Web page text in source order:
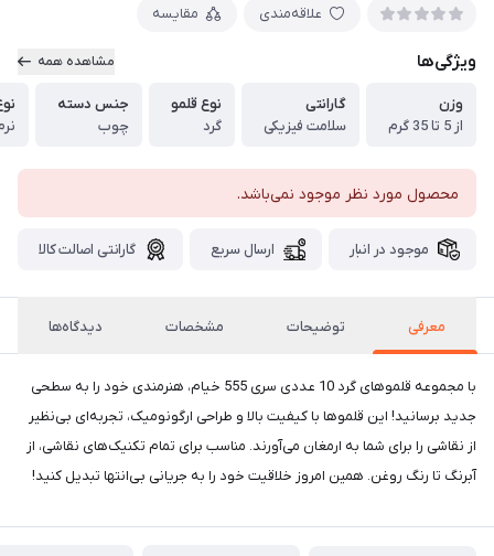
علاقه‌مندی مقایسه
ویژگی‌ها مشاهده همه
وزن
از 5 تا 35 گرم
گارانتی
سلامت فیزیکی
نوع قلمو
گرد
جنس دسته
چوب
محصول مورد نظر موجود نمی‌باشد.
موجود در انبار ارسال سریع گارانتی اصالت کالا
معرفی توضیحات مشخصات دیدگاه‌ها
با مجموعه قلموهای گرد 10 عددی سری 555 خیام، هنرمندی خود را به سطحی
جدید برسانید! این قلموها با کیفیت بالا و طراحی ارگونومیک، تجربه‌ای بی‌نظیر
از نقاشی را برای شما به ارمغان می‌آورند. مناسب برای تمام تکنیک‌های نقاشی، از
آبرنگ تا رنگ روغن. همین امروز خلاقیت خود را به جریانی بی‌انتها تبدیل کنید!